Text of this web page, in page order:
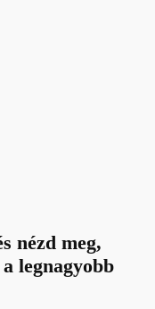
nézd meg,
legnagyobb